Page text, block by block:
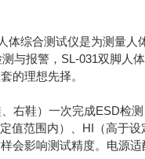
综合测试仪是为测量
与报警，SL-031双脚人
的理想先择。
右鞋）一次完成ESD检测
值范围内）、HI（高于设
影响测试精度。电源